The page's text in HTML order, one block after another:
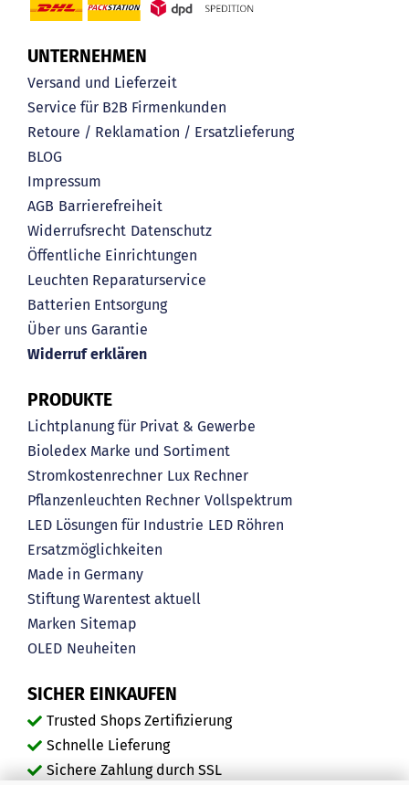
UNTERNEHMEN
Versand und Lieferzeit
Service für B2B Firmenkunden
Retoure / Reklamation / Ersatzlieferung
BLOG
Impressum
AGB Barrierefreiheit
Widerrufsrecht Datenschutz
Öffentliche Einrichtungen
Leuchten Reparaturservice
Batterien Entsorgung
Über uns Garantie
Widerruf erklären
PRODUKTE
Lichtplanung für Privat & Gewerbe
Bioledex Marke und Sortiment
Stromkostenrechner Lux Rechner
Pflanzenleuchten Rechner Vollspektrum
LED Lösungen für Industrie LED Röhren
Ersatzmöglichkeiten
Made in Germany
Stiftung Warentest aktuell
Marken Sitemap
OLED Neuheiten
SICHER EINKAUFEN
Trusted Shops Zertifizierung
Schnelle Lieferung
Sichere Zahlung durch SSL